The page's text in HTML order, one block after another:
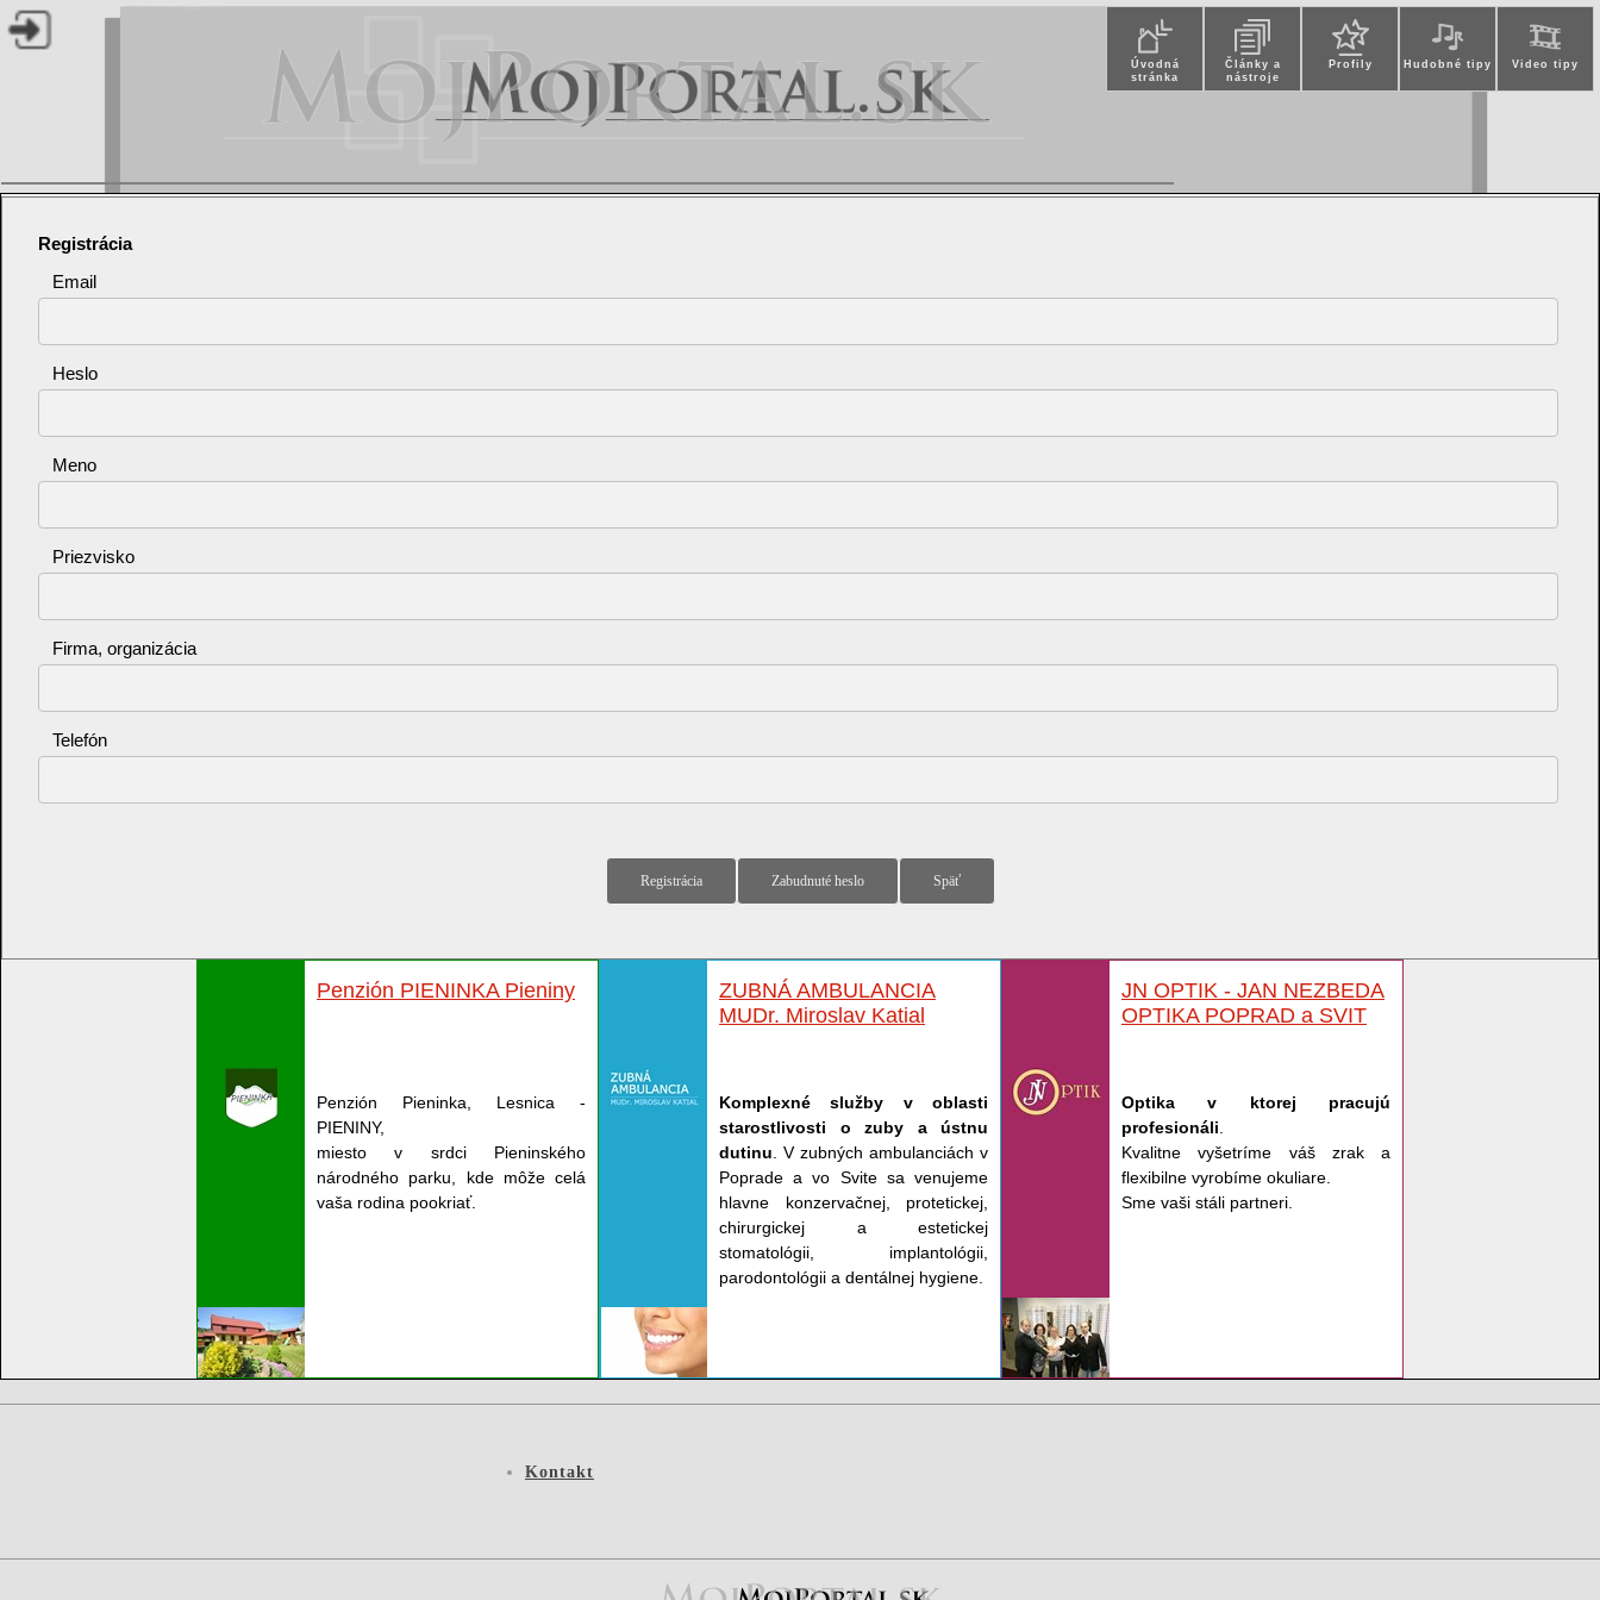
Úvodná
stránka
Články a
nástroje
Profily Hudobné tipy Video tipy
Registrácia
Email
Heslo
Meno
Priezvisko
Firma, organizácia
Telefón
Penzión PIENINKA Pieniny
Penzión Pieninka, Lesnica -
PIENINY,
miesto v srdci Pieninského
národného parku, kde môže celá
vaša rodina pookriať.
ZUBNÁ AMBULANCIA
MUDr. Miroslav Katial
Komplexné služby v oblasti
starostlivosti o zuby a ústnu
dutinu . V zubných ambulanciách v
Poprade a vo Svite sa venujeme
hlavne konzervačnej, protetickej,
chirurgickej a estetickej
stomatológii, implantológii,
parodontológii a dentálnej hygiene.
JN OPTIK - JAN NEZBEDA
OPTIKA POPRAD a SVIT
Optika v ktorej pracujú
profesionáli
Kvalitne vyšetríme váš zrak a
flexibilne vyrobíme okuliare.
Sme vaši stáli partneri.
Kontakt